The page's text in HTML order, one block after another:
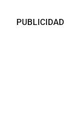
PUBLICIDAD